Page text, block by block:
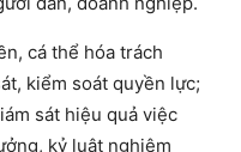
cá thể hóa trách
kiểm soát quyền lực;
sát hiệu quả việc
kỷ luật nghiêm